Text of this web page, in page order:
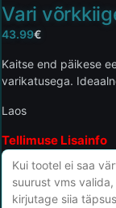
Vari
43.99€
Kaitse end päikese
varikatusega.
Laos
Tellimuse Lisainfo